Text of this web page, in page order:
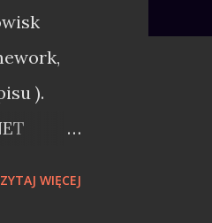
).
WIĘCEJ